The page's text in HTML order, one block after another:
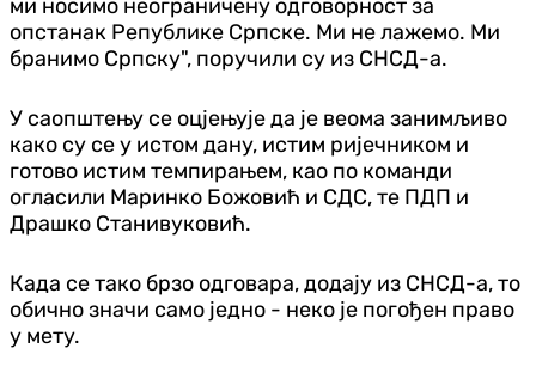
ми носимо неограничену одговорност за
опстанак Републике Српске. Ми не лажемо. Ми
бранимо Српску", поручили су из СНСД-а.
У саопштењу се оцјењује да је веома занимљиво
како су се у истом дану, истим ријечником и
готово истим темпирањем, као по команди
огласили Маринко Божовић и СДС, те ПДП и
Драшко Станивуковић.
Када се тако брзо одговара, додају из СНСД-а, то
обично значи само једно - неко је погођен право
у мету.